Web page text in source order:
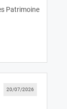
Patrimoine
20/07/2026
fenêtre)